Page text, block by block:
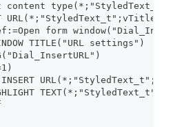
form
TITLE("URL settings")